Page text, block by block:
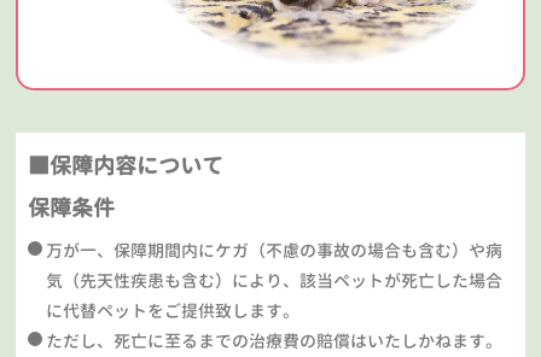
■保障内容について
保障条件
万が一、保障期間内にケガ（不慮の事故の場合も含む）や病
気（先天性疾患も含む）により、該当ペットが死亡した場合
に代替ペットをご提供致します。
ただし、死亡に至るまでの治療費の賠償はいたしかねます。